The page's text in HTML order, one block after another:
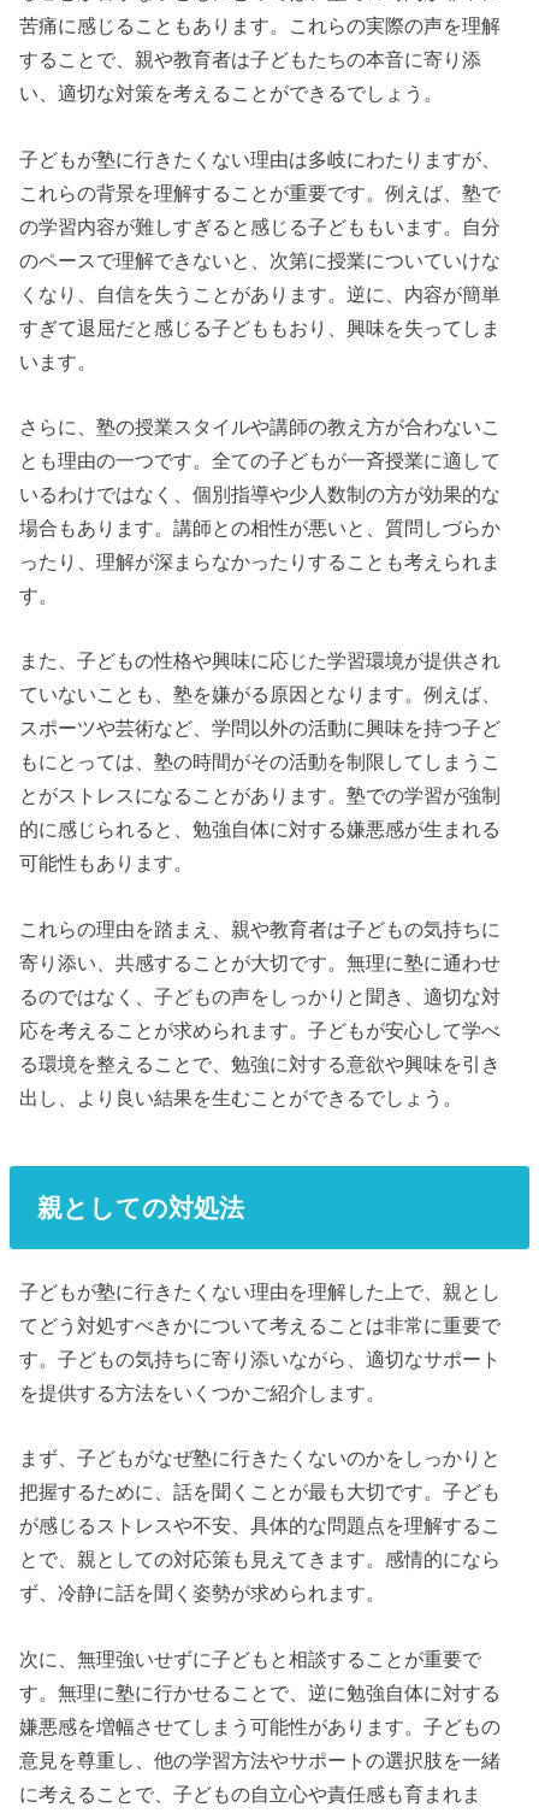
苦痛に感じることもあります。これらの実際の声を理解
することで、親や教育者は子どもたちの本音に寄り添
い、適切な対策を考えることができるでしょう。
子どもが塾に行きたくない理由は多岐にわたりますが、
これらの背景を理解することが重要です。例えば、塾で
の学習内容が難しすぎると感じる子どももいます。自分
のペースで理解できないと、次第に授業についていけな
くなり、自信を失うことがあります。逆に、内容が簡単
すぎて退屈だと感じる子どももおり、興味を失ってしま
います。
さらに、塾の授業スタイルや講師の教え方が合わないこ
とも理由の一つです。全ての子どもが一斉授業に適して
いるわけではなく、個別指導や少人数制の方が効果的な
場合もあります。講師との相性が悪いと、質問しづらか
ったり、理解が深まらなかったりすることも考えられま
す。
また、子どもの性格や興味に応じた学習環境が提供され
ていないことも、塾を嫌がる原因となります。例えば、
スポーツや芸術など、学問以外の活動に興味を持つ子ど
もにとっては、塾の時間がその活動を制限してしまうこ
とがストレスになることがあります。塾での学習が強制
的に感じられると、勉強自体に対する嫌悪感が生まれる
可能性もあります。
これらの理由を踏まえ、親や教育者は子どもの気持ちに
寄り添い、共感することが大切です。無理に塾に通わせ
るのではなく、子どもの声をしっかりと聞き、適切な対
応を考えることが求められます。子どもが安心して学べ
る環境を整えることで、勉強に対する意欲や興味を引き
出し、より良い結果を生むことができるでしょう。
親としての対処法
子どもが塾に行きたくない理由を理解した上で、親とし
てどう対処すべきかについて考えることは非常に重要で
す。子どもの気持ちに寄り添いながら、適切なサポート
を提供する方法をいくつかご紹介します。
まず、子どもがなぜ塾に行きたくないのかをしっかりと
把握するために、話を聞くことが最も大切です。子ども
が感じるストレスや不安、具体的な問題点を理解するこ
とで、親としての対応策も見えてきます。感情的になら
ず、冷静に話を聞く姿勢が求められます。
次に、無理強いせずに子どもと相談することが重要で
す。無理に塾に行かせることで、逆に勉強自体に対する
嫌悪感を増幅させてしまう可能性があります。子どもの
意見を尊重し、他の学習方法やサポートの選択肢を一緒
に考えることで、子どもの自立心や責任感も育まれま